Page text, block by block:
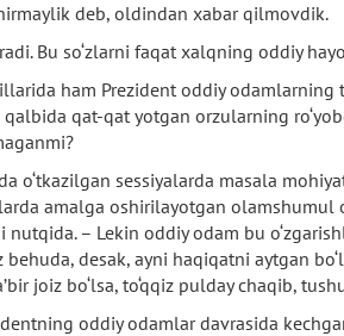
deb, oldindan xabar qilmovdik.
Bu so‘zlarni faqat xalqning oddiy
ham Prezident oddiy
qat-qat yotgan orzularning
o‘tkazilgan sessiyalarda masala
amalga oshirilayotgan
nutqida. – Lekin oddiy odam bu
desak, ayni haqiqatni aytgan
joiz bo‘lsa, to‘qqiz pulday chaqib,
oddiy odamlar davrasida